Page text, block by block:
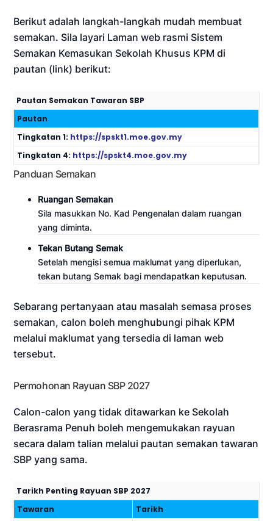
Berikut adalah langkah-langkah mudah membuat
semakan. Sila layari Laman web rasmi Sistem
Semakan Kemasukan Sekolah Khusus KPM di
pautan (link) berikut:
Pautan Semakan Tawaran SBP
Pautan
Tingkatan 1: https://spskt1.moe.gov.my
Tingkatan 4: https://spskt4.moe.gov.my
Panduan Semakan
Ruangan Semakan
Sila masukkan No. Kad Pengenalan dalam ruangan
yang diminta.
Tekan Butang Semak
Setelah mengisi semua maklumat yang diperlukan,
tekan butang Semak bagi mendapatkan keputusan.
Sebarang pertanyaan atau masalah semasa proses
semakan, calon boleh menghubungi pihak KPM
melalui maklumat yang tersedia di laman web
tersebut.
Permohonan Rayuan SBP 2027
Calon-calon yang tidak ditawarkan ke Sekolah
Berasrama Penuh boleh mengemukakan rayuan
secara dalam talian melalui pautan semakan tawaran
SBP yang sama.
Tarikh Penting Rayuan SBP 2027
Tawaran
Tarikh